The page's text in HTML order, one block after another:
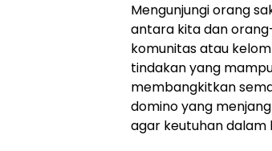
Mengunjungi orang
antara kita dan
komunitas atau
tindakan yang
membangkitkan
domino yang
agar keutuhan dalam